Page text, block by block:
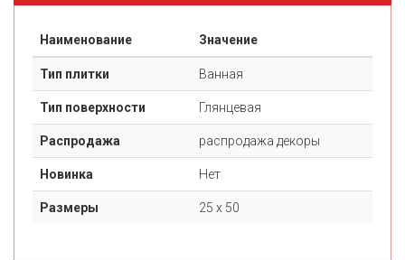
Наименование Значение
Тип плитки Ванная
Тип поверхности Глянцевая
Распродажа распродажа декоры
Новинка Нет
Размеры 25 х 50